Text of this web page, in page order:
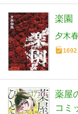
楽園
夕木
1692
薬屋
コミ